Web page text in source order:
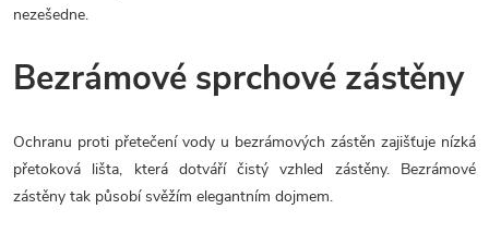
nezešedne.
Bezrámové sprchové zástěny
Ochranu proti přetečení vody u bezrámových zástěn zajišťuje nízká
přetoková lišta, která dotváří čistý vzhled zástěny. Bezrámové
zástěny tak působí svěžím elegantním dojmem.